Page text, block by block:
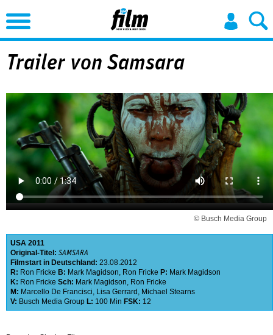
Jump to Navigation
Trailer von Samsara
© Busch Media Group
USA 2011
Original-Titel: SAMSARA
Filmstart in Deutschland: 23.08.2012
R: Ron Fricke B: Mark Magidson, Ron Fricke P: Mark Magidson
K: Ron Fricke Sch: Mark Magidson, Ron Fricke
M: Marcello De Francisci, Lisa Gerrard , Michael Stearns
V: Busch Media Group L: 100 Min FSK: 12